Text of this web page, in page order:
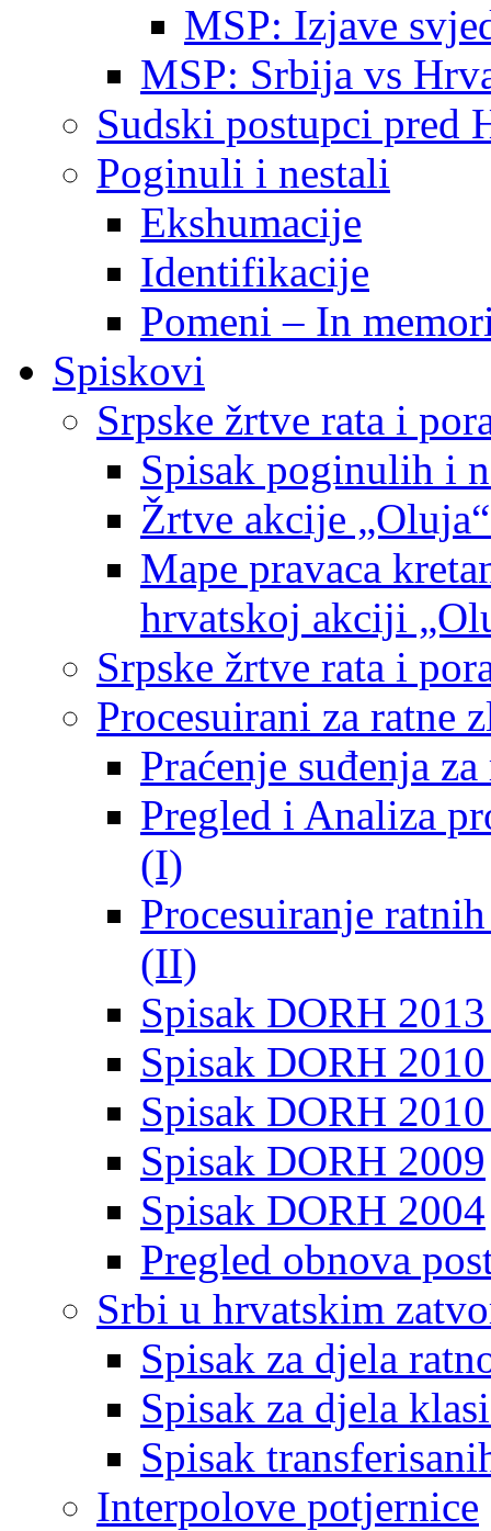
MSP: Izjave
MSP: Srbija vs
Sudski postupci pred
Poginuli i nestali
Ekshumacije
Identifikacije
Pomeni – In
Spiskovi
Srpske žrtve rata i
Spisak poginulih i
Žrtve akcije
Mape pravaca
hrvatskoj akciji
Srpske žrtve rata i
Procesuirani za ratne
Praćenje suđenja
Pregled i Analiza
(I)
Procesuiranje
(II)
Spisak DORH
Spisak DORH
Spisak DORH
Spisak DORH 2009
Spisak DORH 2004
Pregled obnova
Srbi u hrvatskim
Spisak za djela
Spisak za djela
Spisak
Interpolove potjernice